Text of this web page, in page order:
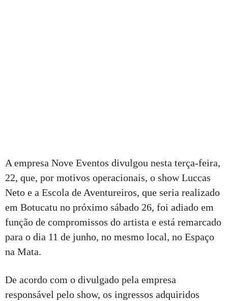
A empresa Nove Eventos divulgou nesta terça-feira,
22, que, por motivos operacionais, o show Luccas
Neto e a Escola de Aventureiros, que seria realizado
em Botucatu no próximo sábado 26, foi adiado em
função de compromissos do artista e está remarcado
para o dia 11 de junho, no mesmo local, no Espaço
na Mata.
De acordo com o divulgado pela empresa
responsável pelo show, os ingressos adquiridos